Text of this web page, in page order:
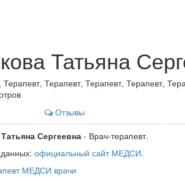
Татьяна
Терапевт, Терапевт, Терапевт, Терапевт,
Отзывы
Сергеевна - Врач-терапевт.
официальный сайт МЕДСИ.
МЕДСИ врачи